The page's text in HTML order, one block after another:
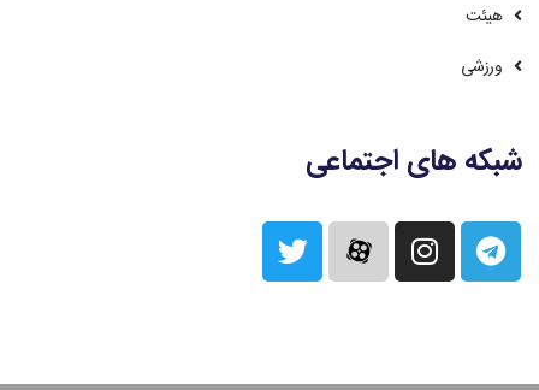
هیئت
ورزشی
شبکه های اجتماعی